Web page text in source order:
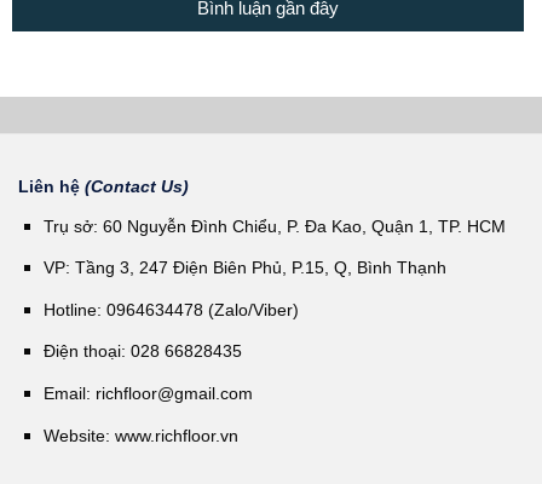
Bình luận gần đây
Liên hệ (Contact Us)
Trụ sở: 60 Nguyễn Đình Chiểu, P. Đa Kao, Quận 1, TP. HCM
VP: Tầng 3, 247 Điện Biên Phủ, P.15, Q, Bình Thạnh
Hotline: 0964634478 (Zalo/Viber)
Điện thoại: 028 66828435
Email: richfloor@gmail.com
Website: www.richfloor.vn